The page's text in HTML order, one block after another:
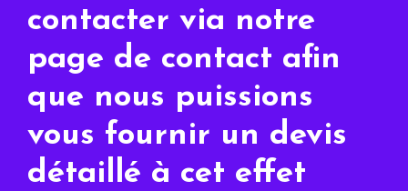
contacter via notre
page de contact afin
que nous puissions
vous fournir un devis
détaillé à cet effet